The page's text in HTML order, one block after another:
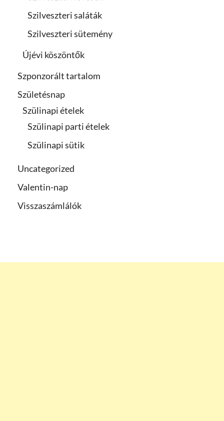
Szilveszteri saláták
Szilveszteri sütemény
Újévi köszöntők
Szponzorált tartalom
Születésnap
Szülinapi ételek
Szülinapi parti ételek
Szülinapi sütik
Uncategorized
Valentin-nap
Visszaszámlálók